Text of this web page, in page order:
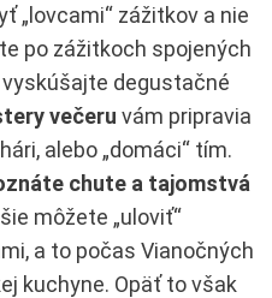
„lovcami“ zážitkov a nie
po zážitkoch spojených
degustačné
večeru vám pripravia
alebo „domáci“ tím.
chute a tajomstvá
môžete „uloviť“
a to počas Vianočných
kuchyne. Opäť to však